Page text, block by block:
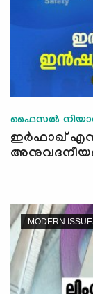
ഫൈസല്‍
ഇർഫാഖ്
MODERN